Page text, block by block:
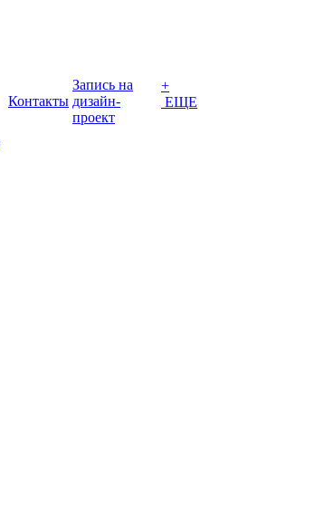
Контакты
Запись на
дизайн-
проект
+
ЕЩЕ